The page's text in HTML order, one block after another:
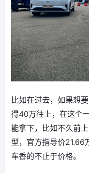
比如在过去，如果想
得40万往上，在这个
能拿下，比如不久前
型，官方指导价21.66
车香的不止于价格。